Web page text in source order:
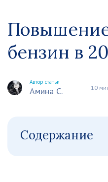
бензин в
Автор статьи
Амина С. 10
Содержание